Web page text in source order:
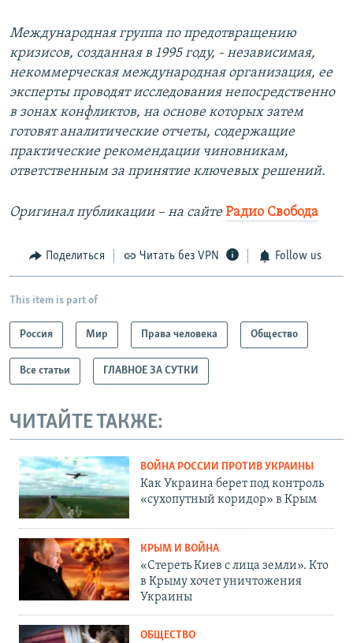
Международная группа по предотвращению
кризисов, созданная в 1995 году, - независимая,
некоммерческая международная организация, ее
эксперты проводят исследования непосредственно
в зонах конфликтов, на основе которых затем
готовят аналитические отчеты, содержащие
практические рекомендации чиновникам,
ответственным за принятие ключевых решений.
Оригинал публикации – на сайте Радио Свобода
Поделиться Читать без VPN Follow us
This item is part of
Россия Мир Права человека Общество
Все статьи ГЛАВНОЕ ЗА СУТКИ
ЧИТАЙТЕ ТАКЖЕ:
ВОЙНА РОССИИ ПРОТИВ УКРАИНЫ
Как Украина берет под контроль
«сухопутный коридор» в Крым
КРЫМ И ВОЙНА
«Стереть Киев с лица земли». Кто
в Крыму хочет уничтожения
Украины
ОБЩЕСТВО